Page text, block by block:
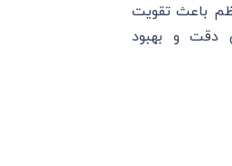
باعث تقویت
دقت و بهبود